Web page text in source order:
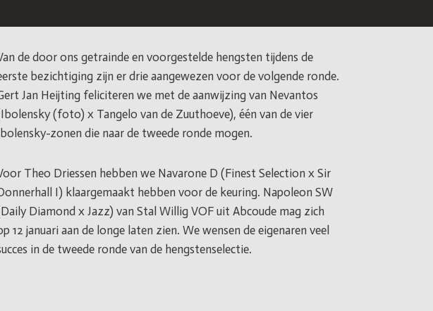
de door ons getrainde en voorgestelde hengsten tijdens de
bezichtiging zijn er drie aangewezen voor de volgende ronde.
Jan Heijting feliciteren we met de aanwijzing van Nevantos
(foto) x Tangelo van de Zuuthoeve), één van de vier
zonen die naar de tweede ronde mogen.
Theo Driessen hebben we Navarone D (Finest Selection x Sir
I) klaargemaakt hebben voor de keuring. Napoleon SW
Diamond x Jazz) van Stal Willig VOF uit Abcoude mag zich
12 januari aan de longe laten zien. We wensen de eigenaren veel
in de tweede ronde van de hengstenselectie.